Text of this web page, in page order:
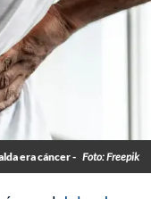
era cáncer - Foto: Freepik